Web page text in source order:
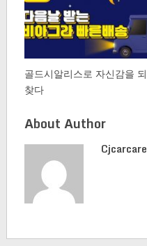
골드시알리스로 자신감을 되
찾다
About Author
Cjcarcare